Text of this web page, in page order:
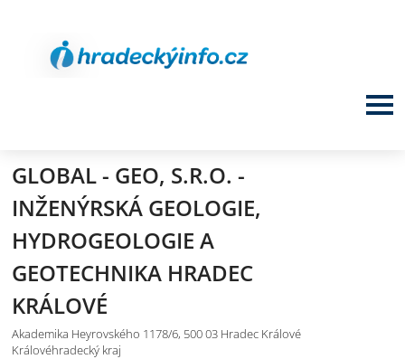
GLOBAL - GEO, S.R.O. -
INŽENÝRSKÁ GEOLOGIE,
HYDROGEOLOGIE A
GEOTECHNIKA HRADEC
KRÁLOVÉ
Akademika Heyrovského 1178/6, 500 03 Hradec Králové
Královéhradecký kraj